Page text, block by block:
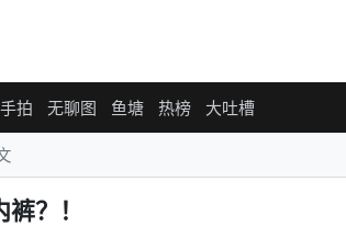
拍 无聊图 鱼塘 热榜 大吐槽
？！